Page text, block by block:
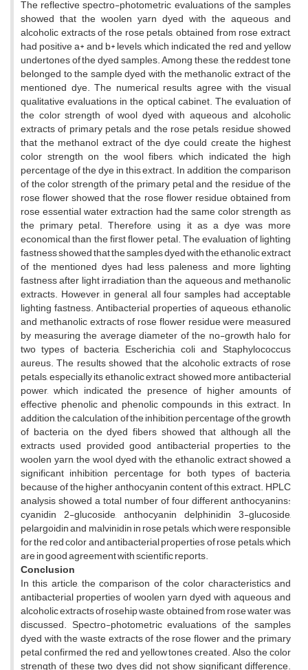
The reflective spectro-photometric evaluations of the samples
showed that the woolen yarn dyed with the aqueous and
alcoholic extracts of the rose petals, obtained from rose extract,
had positive a* and b* levels, which indicated the red and yellow
undertones of the dyed samples. Among these, the reddest tone
belonged to the sample dyed with the methanolic extract of the
mentioned dye. The numerical results agree with the visual
qualitative evaluations in the optical cabinet. The evaluation of
the color strength of wool dyed with aqueous and alcoholic
extracts of primary petals and the rose petals residue showed
that the methanol extract of the dye could create the highest
color strength on the wool fibers, which indicated the high
percentage of the dye in this extract. In addition, the comparison
of the color strength of the primary petal and the residue of the
rose flower showed that the rose flower residue obtained from
rose essential water extraction had the same color strength as
the primary petal. Therefore, using it as a dye was more
economical than the first flower petal. The evaluation of lighting
fastness showed that the samples dyed with the ethanolic extract
of the mentioned dyes had less paleness and more lighting
fastness after light irradiation than the aqueous and methanolic
extracts. However, in general, all four samples had acceptable
lighting fastness. Antibacterial properties of aqueous, ethanolic
and methanolic extracts of rose flower residue were measured
by measuring the average diameter of the no-growth halo for
two types of bacteria, Escherichia coli and Staphylococcus
aureus. The results showed that the alcoholic extracts of rose
petals, especially its ethanolic extract, showed more antibacterial
power, which indicated the presence of higher amounts of
effective phenolic and phenolic compounds in this extract. In
addition, the calculation of the inhibition percentage of the growth
of bacteria on the dyed fibers showed that although all the
extracts used provided good antibacterial properties to the
woolen yarn, the wool dyed with the ethanolic extract showed a
significant inhibition percentage for both types of bacteria,
because of the higher anthocyanin content of this extract. HPLC
analysis showed a total number of four different anthocyanins:
cyanidin 2-glucoside, anthocyanin delphinidin 3-glucoside,
pelargoidin and malvinidin in rose petals, which were responsible
for the red color and antibacterial properties of rose petals, which
are in good agreement with scientific reports.
Conclusion
In this article, the comparison of the color characteristics and
antibacterial properties of woolen yarn dyed with aqueous and
alcoholic extracts of rosehip waste, obtained from rose water, was
discussed. Spectro-photometric evaluations of the samples
dyed with the waste extracts of the rose flower and the primary
petal confirmed the red and yellow tones created. Also, the color